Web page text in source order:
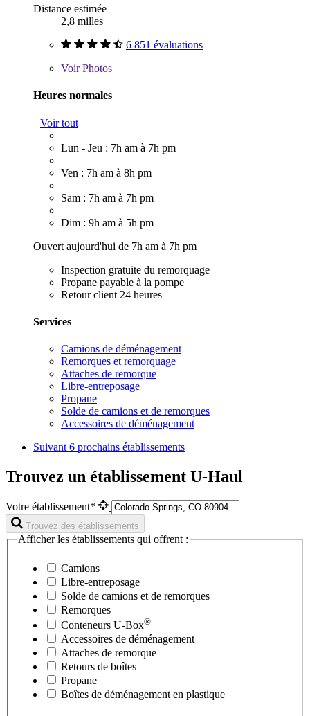
Distance estimée
2,8 milles
6 851 évaluations
VoirPhotos
Heures normales
Voir tout
Lun - Jeu : 7h am à 7h pm
Ven : 7h am à 8h pm
Sam : 7h am à 7h pm
Dim : 9h am à 5h pm
Ouvert aujourd'hui de 7h am à 7h pm
Inspection gratuite du remorquage
Propane payable à la pompe
Retour client 24 heures
Services
Camions de déménagement
Remorques et remorquage
Attaches de remorque
Libre-entreposage
Propane
Solde de camions et de remorques
Accessoires de déménagement
Suivant 6 prochains établissements
Trouvez un établissement U-Haul
Votre établissement*
Trouvez des établissements
Afficher les établissements qui offrent :
Camions
Libre-entreposage
Solde de camions et de remorques
Remorques
Conteneurs U-Box®
Accessoires de déménagement
Attaches de remorque
Retours de boîtes
Propane
Boîtes de déménagement en plastique